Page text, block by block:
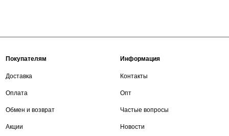
Покупателям
Доставка
Оплата
Обмен и возврат
Акции
Информация
Контакты
Опт
Частые вопросы
Новости